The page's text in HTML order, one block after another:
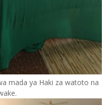
mada ya Haki za watoto na